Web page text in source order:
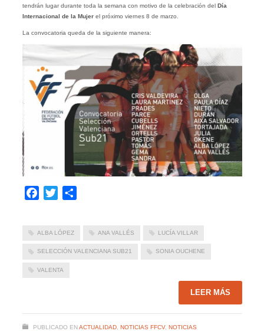
tendrán lugar durante toda la semana con motivo de la celebración del Día
Internacional de la Mujerel próximo viernes 8 de marzo.
La convocatoria queda de la siguiente manera:
Facebook
Twitter
ALBA LÓPEZ ANA VALLÉS LUCÍA VILLAR
SELECCIÓN VALENCIANA SUB21 SONIA OUCHENE
VALENTA
LEER MÁS
PUBLICADO EN ACTUALIDAD, NOTICIAS FFCV, NOTICIAS